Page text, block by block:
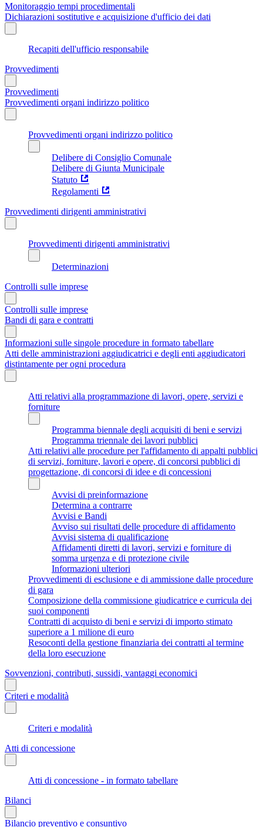
Monitoraggio tempi procedimentali
Dichiarazioni sostitutive e acquisizione d'ufficio dei dati
Recapiti dell'ufficio responsabile
Provvedimenti
Provvedimenti
Provvedimenti organi indirizzo politico
Provvedimenti organi indirizzo politico
Delibere di Consiglio Comunale
Delibere di Giunta Municipale
Statuto
Regolamenti
Provvedimenti dirigenti amministrativi
Provvedimenti dirigenti amministrativi
Determinazioni
Controlli sulle imprese
Controlli sulle imprese
Bandi di gara e contratti
Informazioni sulle singole procedure in formato tabellare
Atti delle amministrazioni aggiudicatrici e degli enti aggiudicatori
distintamente per ogni procedura
Atti relativi alla programmazione di lavori, opere, servizi e
forniture
Programma biennale degli acquisiti di beni e servizi
Programma triennale dei lavori pubblici
Atti relativi alle procedure per l'affidamento di appalti pubblici
di servizi, forniture, lavori e opere, di concorsi pubblici di
progettazione, di concorsi di idee e di concessioni
Avvisi di preinformazione
Determina a contrarre
Avvisi e Bandi
Avviso sui risultati delle procedure di affidamento
Avvisi sistema di qualificazione
Affidamenti diretti di lavori, servizi e forniture di
somma urgenza e di protezione civile
Informazioni ulteriori
Provvedimenti di esclusione e di ammissione dalle procedure
di gara
Composizione della commissione giudicatrice e curricula dei
suoi componenti
Contratti di acquisto di beni e servizi di importo stimato
superiore a 1 milione di euro
Resoconti della gestione finanziaria dei contratti al termine
della loro esecuzione
Sovvenzioni, contributi, sussidi, vantaggi economici
Criteri e modalità
Criteri e modalità
Atti di concessione
Atti di concessione - in formato tabellare
Bilanci
Bilancio preventivo e consuntivo